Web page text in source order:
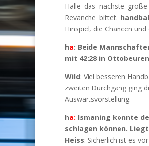
Halle das nächste
Revanche bittet.
Hinspiel, die Chancen
ha: Beide
mit 42:28 in
Wild: Viel besseren
zweiten Durchgang ging
Auswärtsvorstellung.
ha: Ismaning konnte
schlagen können.
Heiss: Sicherlich ist es